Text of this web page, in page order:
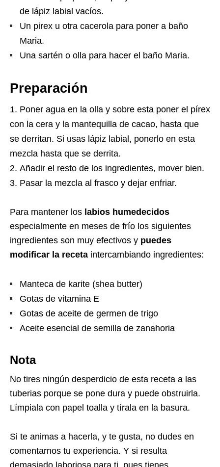
de lápiz labial vacíos.
Un pirex u otra cacerola para poner a baño
Maria.
Una sartén o olla para hacer el baño Maria.
Preparación
Poner agua en la olla y sobre esta poner el pírex
con la cera y la mantequilla de cacao, hasta que
se derritan. Si usas lápiz labial, ponerlo en esta
mezcla hasta que se derrita.
Añadir el resto de los ingredientes, mover bien.
Pasar la mezcla al frasco y dejar enfriar.
Para mantener los labios humedecidos
especialmente en meses de frío los siguientes
ingredientes son muy efectivos y puedes
modificar la receta intercambiando ingredientes:
Manteca de karite (shea butter)
Gotas de vitamina E
Gotas de aceite de germen de trigo
Aceite esencial de semilla de zanahoria
Nota
No tires ningún desperdicio de esta receta a las
tuberias porque se pone dura y puede obstruirla.
Límpiala con papel toalla y tírala en la basura.
Si te animas a hacerla, y te gusta, no dudes en
comentarnos tu experiencia. Y si resulta
demasiado laboriosa para ti, pues tienes